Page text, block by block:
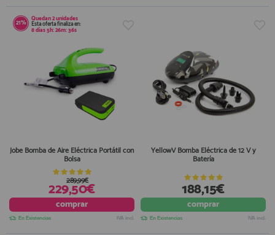
21% Quedan2unidades
Esta oferta finaliza en:
8días5h:26m:36s
Jobe Bomba de Aire Eléctrica Portátil con
Bolsa
229,50€
289,99€
comprar
En Existencias IVA incl.
YellowV Bomba Eléctrica de 12 V y
Batería
188,15€
comprar
En Existencias IVA incl.